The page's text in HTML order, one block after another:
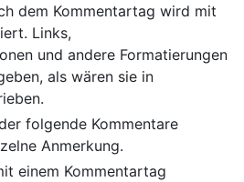
dem Kommentartag wird mit
Links,
und andere Formatierungen
als wären sie in
folgende Kommentare
Anmerkung.
einem Kommentartag